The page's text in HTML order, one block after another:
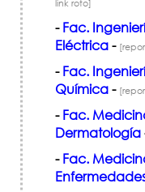
link roto]
- Fac.
Eléctrica-
- Fac.
Química-
- Fac.
Dermatología
- Fac.